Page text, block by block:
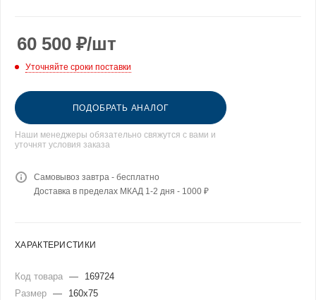
60 500 ₽/шт
Уточняйте сроки поставки
ПОДОБРАТЬ АНАЛОГ
Наши менеджеры обязательно свяжутся с вами и
уточнят условия заказа
Самовывоз завтра - бесплатно
Доставка в пределах МКАД 1-2 дня - 1000 ₽
ХАРАКТЕРИСТИКИ
Код товара —
169724
Размер —
160x75